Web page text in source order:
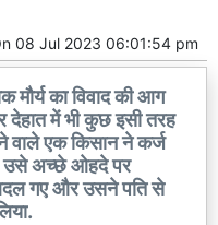
08 Jul 2023 06:01:54 pm
का विवाद की आग
देहात में भी कुछ इसी तरह
वाले एक किसान ने कर्ज
उसे अच्छे ओहदे पर
गए और उसने पति से